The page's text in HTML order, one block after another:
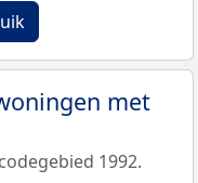
met
1992.